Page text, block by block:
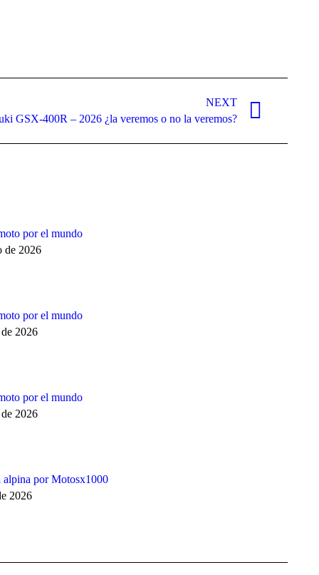
NEXT
GSX-400R – 2026 ¿la veremos o no la veremos?
por el mundo
de 2026
por el mundo
2026
por el mundo
2026
alpina por Motosx1000
2026